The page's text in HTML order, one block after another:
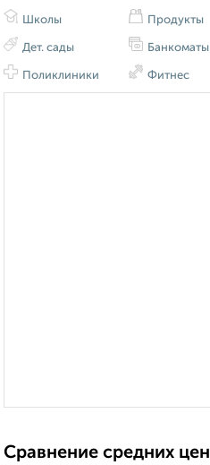
Школы
Дет. сады
Поликлиники
Продукты
Банкоматы
Фитнес
Сравнение средних цен